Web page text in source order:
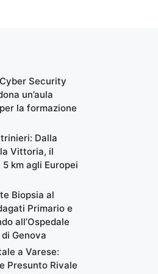
Security
un’aula
la formazione
Dalla
Vittoria, il
km agli Europei
Biopsia al
Primario e
all’Ospedale
Genova
a Varese:
Presunto Rivale